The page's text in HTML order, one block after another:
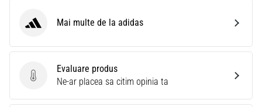
Evaluare produs
Evaluare produs
Ne-ar placea sa citim opinia ta
adidas Mai multe de la adidas